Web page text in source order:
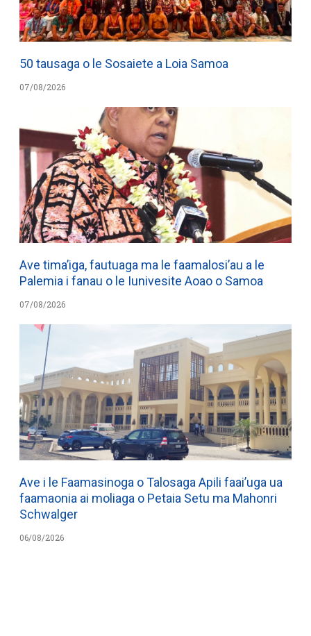
50 tausaga o le Sosaiete a Loia Samoa
07/08/2026
Ave tima’iga, fautuaga ma le faamalosi’au a le
Palemia i fanau o le Iunivesite Aoao o Samoa
07/08/2026
Ave i le Faamasinoga o Talosaga Apili faai’uga ua
faamaonia ai moliaga o Petaia Setu ma Mahonri
Schwalger
06/08/2026